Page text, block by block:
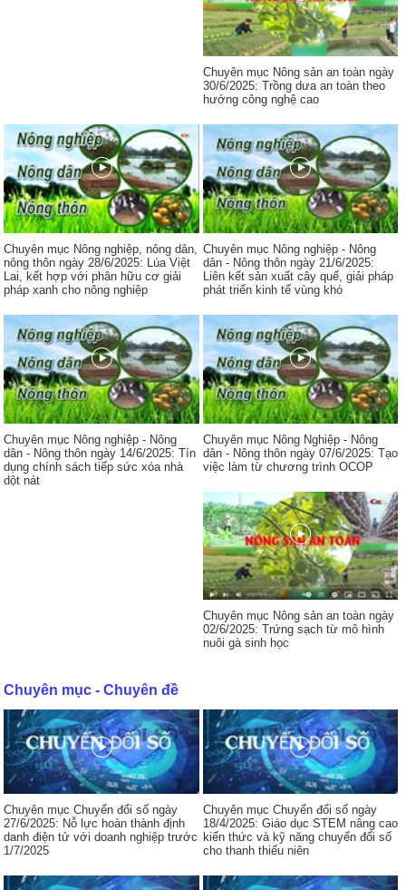
Chuyên mục Nông sản an toàn ngày
30/6/2025: Trồng dưa an toàn theo
hướng công nghệ cao
Chuyên mục Nông nghiệp, nông dân,
nông thôn ngày 28/6/2025: Lúa Việt
Lai, kết hợp với phân hữu cơ giải
pháp xanh cho nông nghiệp
Chuyên mục Nông nghiệp - Nông
dân - Nông thôn ngày 21/6/2025:
Liên kết sản xuất cây quế, giải pháp
phát triển kinh tế vùng khó
Chuyên mục Nông nghiệp - Nông
dân - Nông thôn ngày 14/6/2025: Tín
dụng chính sách tiếp sức xóa nhà
dột nát
Chuyên mục Nông Nghiệp - Nông
dân - Nông thôn ngày 07/6/2025: Tạo
việc làm từ chương trình OCOP
Chuyên mục Nông sản an toàn ngày
02/6/2025: Trứng sạch từ mô hình
nuôi gà sinh học
Chuyên mục - Chuyên đề
Chuyên mục Chuyển đổi số ngày
27/6/2025: Nỗ lực hoàn thành định
danh điện tử với doanh nghiệp trước
1/7/2025
Chuyên mục Chuyển đổi số ngày
18/4/2025: Giáo dục STEM nâng cao
kiến thức và kỹ năng chuyển đổi số
cho thanh thiếu niên